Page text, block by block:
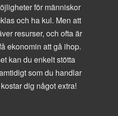
för människor
och ha kul. Men att
resurser, och ofta är
ekonomin att gå ihop.
kan du enkelt stötta
som du handlar
dig något extra!